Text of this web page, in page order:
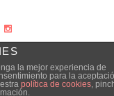
la mejor experiencia de
para la
política de cookies,